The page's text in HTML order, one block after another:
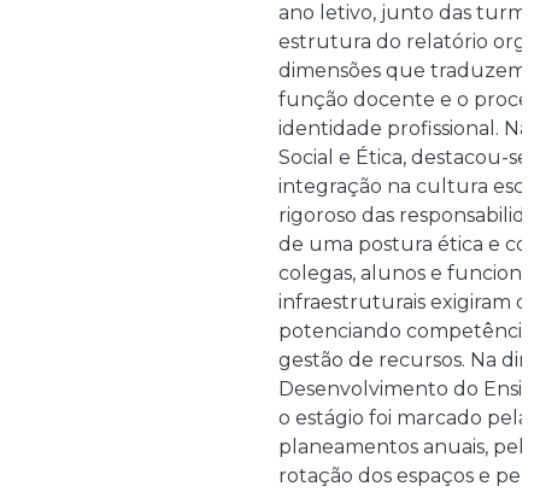
ano letivo, junto das turmas
estrutura do relatório
dimensões que traduzem
função docente e o
identidade profissional. Na
Social e Ética, destacou-se
integração na cultura
rigoroso das
de uma postura ética e
colegas, alunos e
infraestruturais exigiram
potenciando
gestão de recursos. Na
Desenvolvimento do
o estágio foi marcado pela
planeamentos anuais,
rotação dos espaços e